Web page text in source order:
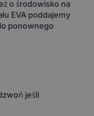
o środowisko na
EVA poddajemy
ponownego
jeśli